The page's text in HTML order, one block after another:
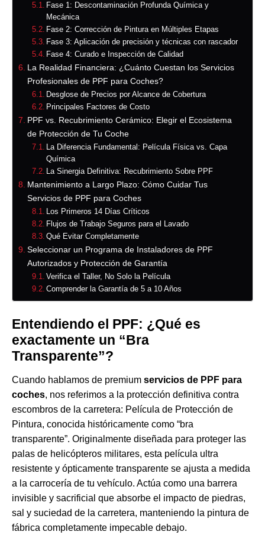
Fase 1: Descontaminación Profunda Química y
Mecánica
Fase 2: Corrección de Pintura en Múltiples Etapas
Fase 3: Aplicación de precisión y técnicas con rascador
Fase 4: Curado e Inspección de Calidad
La Realidad Financiera: ¿Cuánto Cuestan los Servicios
Profesionales de PPF para Coches?
Desglose de Precios por Alcance de Cobertura
Principales Factores de Costo
PPF vs. Recubrimiento Cerámico: Elegir el Ecosistema
de Protección de Tu Coche
La Diferencia Fundamental: Película Física vs. Capa
Química
La Sinergia Definitiva: Recubrimiento Sobre PPF
Mantenimiento a Largo Plazo: Cómo Cuidar Tus
Servicios de PPF para Coches
Los Primeros 14 Días Críticos
Flujos de Trabajo Seguros para el Lavado
Qué Evitar Completamente
Seleccionar un Programa de Instaladores de PPF
Autorizados y Protección de Garantía
Verifica el Taller, No Solo la Película
Comprender la Garantía de 5 a 10 Años
Entendiendo el PPF: ¿Qué es
exactamente un “Bra
Transparente”?
Cuando hablamos de premium servicios de PPF para
coches, nos referimos a la protección definitiva contra
escombros de la carretera: Película de Protección de
Pintura, conocida históricamente como “bra
transparente”. Originalmente diseñada para proteger las
palas de helicópteros militares, esta película ultra
resistente y ópticamente transparente se ajusta a medida
a la carrocería de tu vehículo. Actúa como una barrera
invisible y sacrificial que absorbe el impacto de piedras,
sal y suciedad de la carretera, manteniendo la pintura de
fábrica completamente impecable debajo.